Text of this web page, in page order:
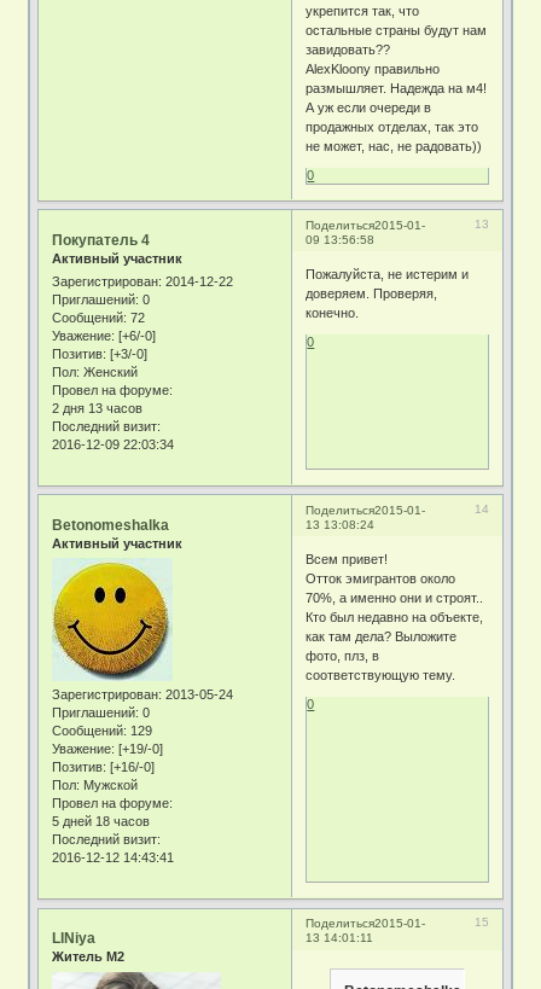
укрепится так, что
остальные страны будут нам
завидовать??
AlexKloony правильно
размышляет. Надежда на м4!
А уж если очереди в
продажных отделах, так это
не может, нас, не радовать))
0
Поделиться 13
2015-01-
09 13:56:58
Покупатель 4
Активный участник
Зарегистрирован: 2014-12-22
Приглашений: 0
Сообщений: 72
Уважение: [+6/-0]
Позитив: [+3/-0]
Пол: Женский
Провел на форуме:
2 дня 13 часов
Последний визит:
2016-12-09 22:03:34
Пожалуйста, не истерим и
доверяем. Проверяя,
конечно.
0
Поделиться 14
2015-01-
13 13:08:24
Betonomeshalka
Активный участник
Зарегистрирован: 2013-05-24
Приглашений: 0
Сообщений: 129
Уважение: [+19/-0]
Позитив: [+16/-0]
Пол: Мужской
Провел на форуме:
5 дней 18 часов
Последний визит:
2016-12-12 14:43:41
Всем привет!
Отток эмигрантов около
70%, а именно они и строят..
Кто был недавно на объекте,
как там дела? Выложите
фото, плз, в
соответствующую тему.
0
Поделиться 15
2015-01-
13 14:01:11
LINiya
Житель М2